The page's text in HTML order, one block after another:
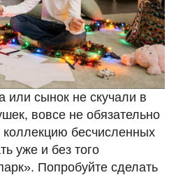
сынок не скучали в
вовсе не обязательно
коллекцию бесчисленных
уже и без того
Попробуйте сделать